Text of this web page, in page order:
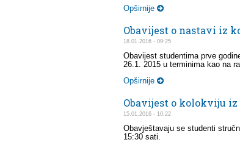
Opširnije
Obavijest o nastavi iz
18.01.2016 - 09:25
Obavijest studentima prve
26.1. 2015 u terminima kao na
Opširnije
Obavijest o kolokviju iz
15.01.2016 - 10:22
Obavještavaju se studenti
15:30 sati.